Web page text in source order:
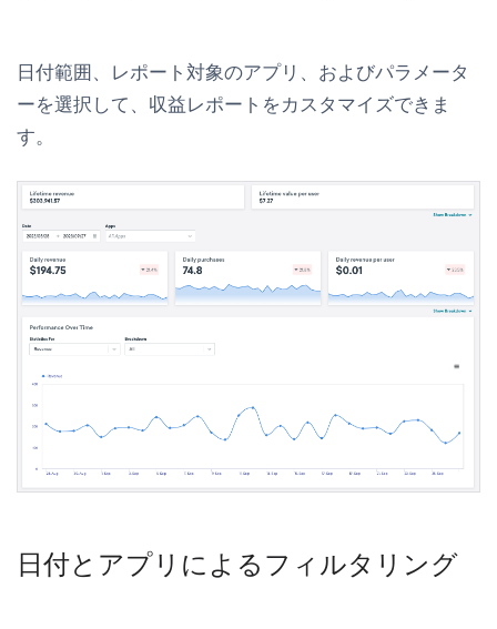
日付範囲、レポート対象のアプリ、およびパラメータ
ーを選択して、収益レポートをカスタマイズできま
す。
日付とアプリによるフィルタリング